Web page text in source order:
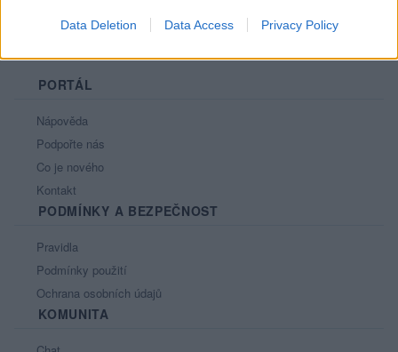
Data Deletion Data Access Privacy Policy
PORTÁL
Nápověda
Podpořte nás
Co je nového
Kontakt
PODMÍNKY A BEZPEČNOST
Pravidla
Podmínky použití
Ochrana osobních údajů
KOMUNITA